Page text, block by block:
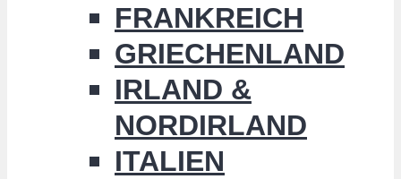
FRANKREICH
GRIECHENLAND
IRLAND &
NORDIRLAND
ITALIEN